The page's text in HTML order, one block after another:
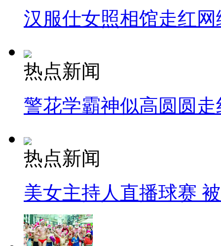
汉服仕女照相馆走红网
热点新闻
警花学霸神似高圆圆走
热点新闻
美女主持人直播球赛